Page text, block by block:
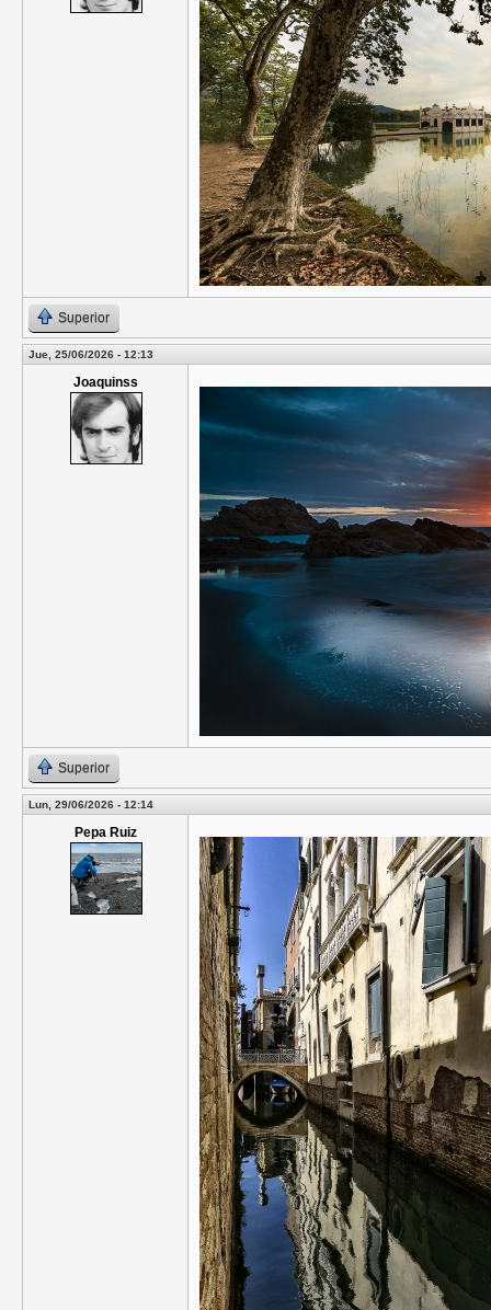
Superior
Jue, 25/06/2026 - 12:13
Joaquinss
Superior
Lun, 29/06/2026 - 12:14
Pepa Ruiz